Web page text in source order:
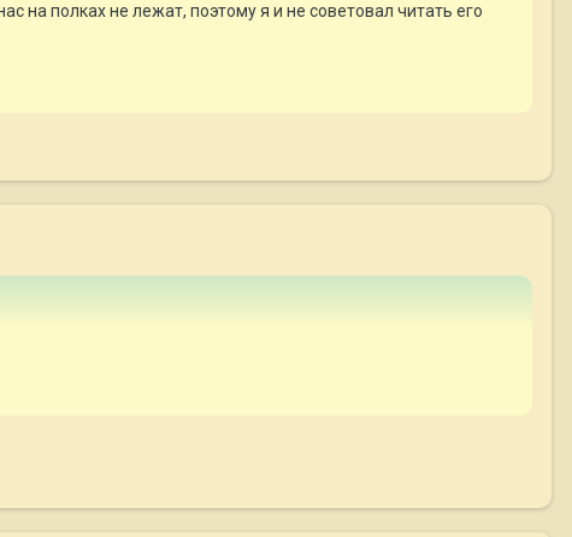
на полках не лежат, поэтому я и не советовал читать его